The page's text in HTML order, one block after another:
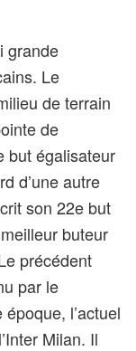
grande
Le
de terrain
de
but égalisateur
d’une autre
son 22e but
buteur
précédent
par le
l’actuel
Milan. Il